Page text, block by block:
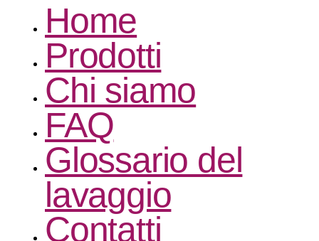
Home
Prodotti
Chi siamo
FAQ
Glossario del
lavaggio
Contatti